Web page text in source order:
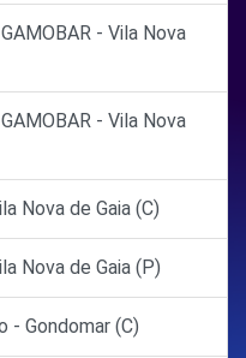
- Vila Nova
- Vila Nova
Nova de Gaia (C)
Nova de Gaia (P)
- Gondomar (C)